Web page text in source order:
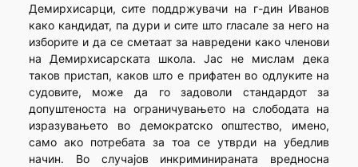
Демирхисарци, сите поддржувачи на г-дин Иванов
како кандидат, па дури и сите што гласале за него на
изборите и да се сметаат за навредени како членови
на Демирхисарската школа. Јас не мислам дека
таков пристап, каков што е прифатен во одлуките на
судовите, може да го задоволи стандардот за
допуштеноста на ограничувањето на слободата на
изразувањето во демократско општество, имено,
само ако потребата за тоа се утврди на убедлив
начин. Во случајов инкриминираната вредносна